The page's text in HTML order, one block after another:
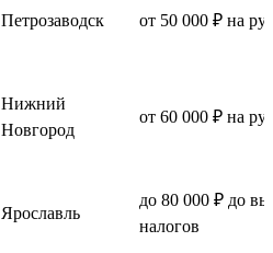
Петрозаводск от 50 000 ₽ на
Нижний
Новгород
от 60 000 ₽ на
Ярославль
до 80 000 ₽ до
налогов